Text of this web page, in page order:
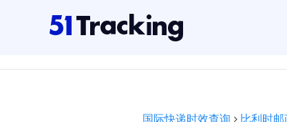
国际快递时效查询 比利时